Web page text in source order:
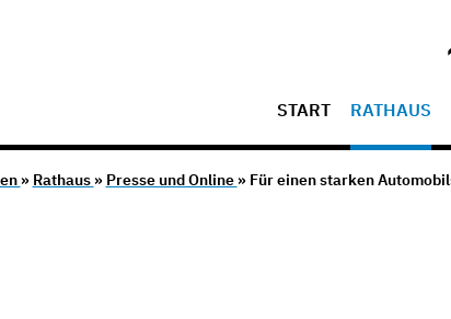
START RATHAUS
» Rathaus » Presse und Online » Für einen starken